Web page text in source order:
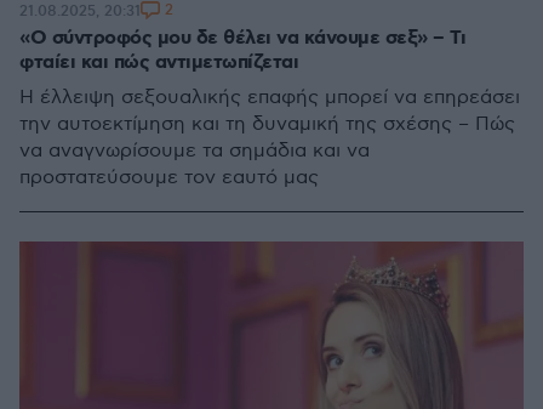
«Ο σύντροφός μου δε θέλει να κάνουμε σεξ» – Τι
φταίει και πώς αντιμετωπίζεται
Η έλλειψη σεξουαλικής επαφής μπορεί να επηρεάσει
την αυτοεκτίμηση και τη δυναμική της σχέσης – Πώς
να αναγνωρίσουμε τα σημάδια και να
προστατεύσουμε τον εαυτό μας
21.08.2025, 20:31 2